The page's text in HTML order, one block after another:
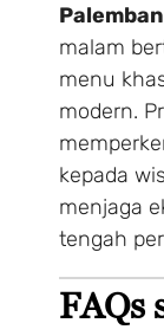
malam
menu
modern.
kepada
menjaga
tengah
FAQs